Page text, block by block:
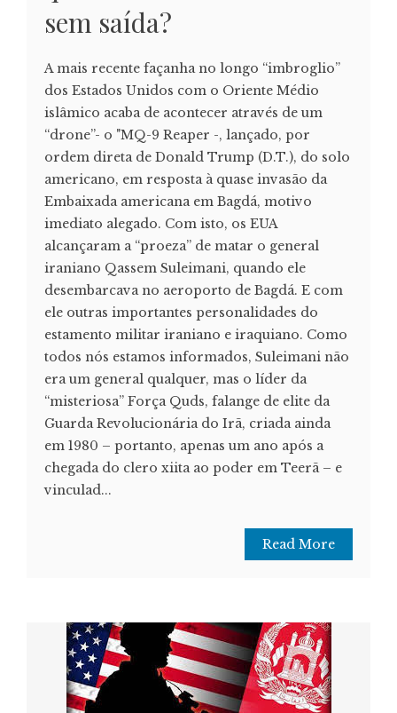
sem saída?
A mais recente façanha no longo “imbroglio”
dos Estados Unidos com o Oriente Médio
islâmico acaba de acontecer através de um
“drone”- o "MQ-9 Reaper -, lançado, por
ordem direta de Donald Trump (D.T.), do solo
americano, em resposta à quase invasão da
Embaixada americana em Bagdá, motivo
imediato alegado. Com isto, os EUA
alcançaram a “proeza” de matar o general
iraniano Qassem Suleimani, quando ele
desembarcava no aeroporto de Bagdá. E com
ele outras importantes personalidades do
estamento militar iraniano e iraquiano. Como
todos nós estamos informados, Suleimani não
era um general qualquer, mas o líder da
“misteriosa” Força Quds, falange de elite da
Guarda Revolucionária do Irã, criada ainda
em 1980 – portanto, apenas um ano após a
chegada do clero xiita ao poder em Teerã – e
vinculad...
Read More